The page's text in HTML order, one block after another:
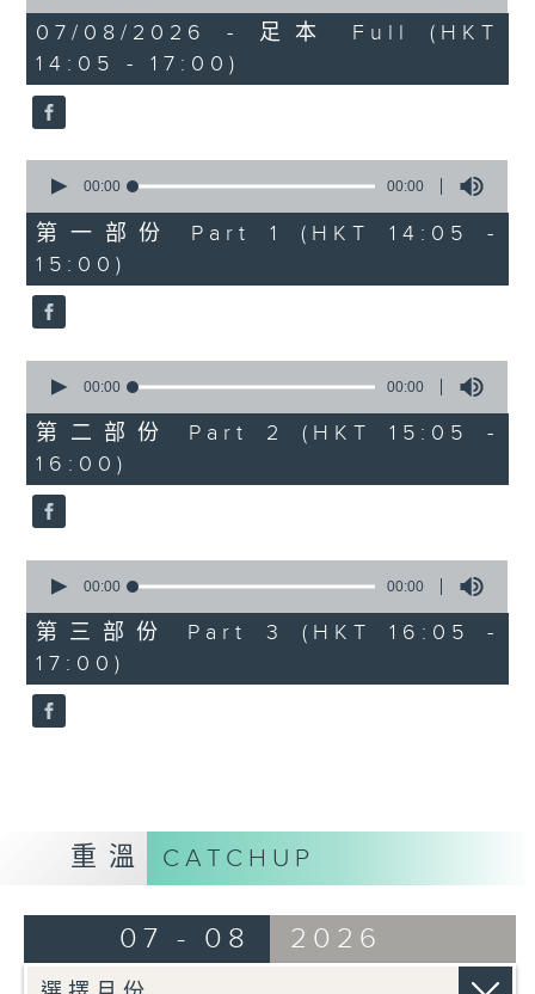
0
seconds
07/08/2026 - 足本 Full (HKT
14:05 - 17:00)
seconds
0
seconds
00:00 00:00
第一部份 Part 1 (HKT 14:05 -
15:00)
seconds
0
seconds
00:00 00:00
第二部份 Part 2 (HKT 15:05 -
16:00)
seconds
0
seconds
00:00 00:00
第三部份 Part 3 (HKT 16:05 -
17:00)
重溫 CATCHUP
07 - 08 2026